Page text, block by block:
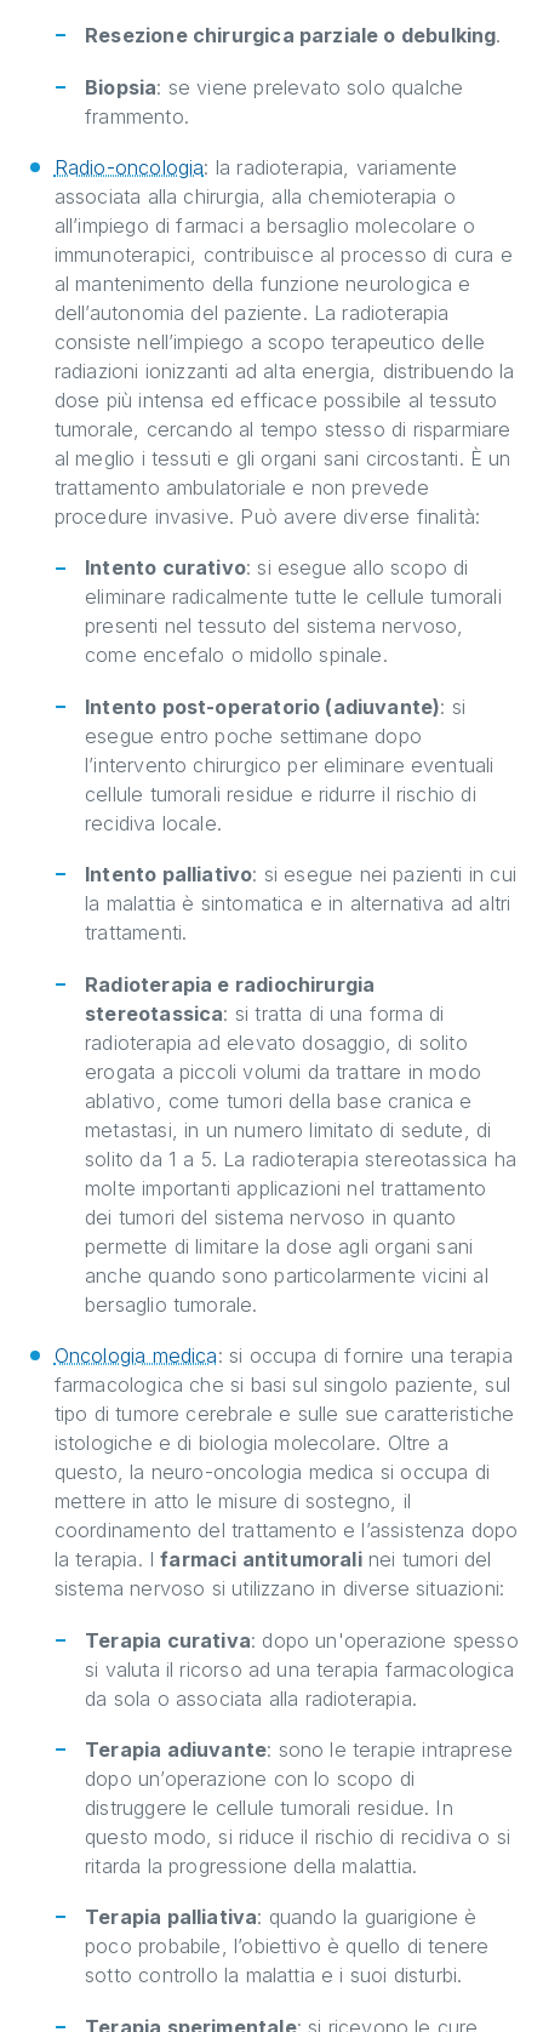
Resezione chirurgica parziale o debulking.
Biopsia: se viene prelevato solo qualche
frammento.
Radio-oncologia: la radioterapia, variamente
associata alla chirurgia, alla chemioterapia o
all’impiego di farmaci a bersaglio molecolare o
immunoterapici, contribuisce al processo di cura e
al mantenimento della funzione neurologica e
dell’autonomia del paziente. La radioterapia
consiste nell’impiego a scopo terapeutico delle
radiazioni ionizzanti ad alta energia, distribuendo la
dose più intensa ed efficace possibile al tessuto
tumorale, cercando al tempo stesso di risparmiare
al meglio i tessuti e gli organi sani circostanti. È un
trattamento ambulatoriale e non prevede
procedure invasive. Può avere diverse finalità:
Intento curativo: si esegue allo scopo di
eliminare radicalmente tutte le cellule tumorali
presenti nel tessuto del sistema nervoso,
come encefalo o midollo spinale.
Intento post-operatorio (adiuvante): si
esegue entro poche settimane dopo
l’intervento chirurgico per eliminare eventuali
cellule tumorali residue e ridurre il rischio di
recidiva locale.
Intento palliativo: si esegue nei pazienti in cui
la malattia è sintomatica e in alternativa ad altri
trattamenti.
Radioterapia e radiochirurgia
stereotassica: si tratta di una forma di
radioterapia ad elevato dosaggio, di solito
erogata a piccoli volumi da trattare in modo
ablativo, come tumori della base cranica e
metastasi, in un numero limitato di sedute, di
solito da 1 a 5. La radioterapia stereotassica ha
molte importanti applicazioni nel trattamento
dei tumori del sistema nervoso in quanto
permette di limitare la dose agli organi sani
anche quando sono particolarmente vicini al
bersaglio tumorale.
Oncologia medica: si occupa di fornire una terapia
farmacologica che si basi sul singolo paziente, sul
tipo di tumore cerebrale e sulle sue caratteristiche
istologiche e di biologia molecolare. Oltre a
questo, la neuro-oncologia medica si occupa di
mettere in atto le misure di sostegno, il
coordinamento del trattamento e l’assistenza dopo
la terapia. I farmaci antitumoralinei tumori del
sistema nervoso si utilizzano in diverse situazioni:
Terapia curativa: dopo un'operazione spesso
si valuta il ricorso ad una terapia farmacologica
da sola o associata alla radioterapia.
Terapia adiuvante: sono le terapie intraprese
dopo un’operazione con lo scopo di
distruggere le cellule tumorali residue. In
questo modo, si riduce il rischio di recidiva o si
ritarda la progressione della malattia.
Terapia palliativa: quando la guarigione è
poco probabile, l’obiettivo è quello di tenere
sotto controllo la malattia e i suoi disturbi.
Terapia sperimentale: si ricevono le cure